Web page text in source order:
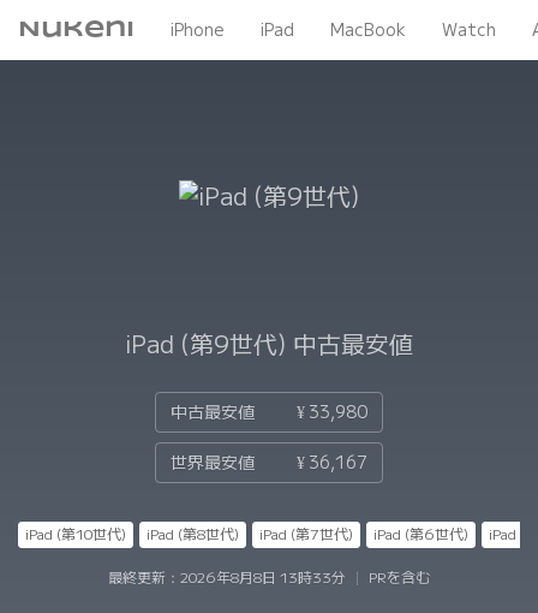
Nukeni iPhone iPad MacBook Watch
iPad (第9世代) 中古最安値
中古最安値 ¥ 33,980
世界最安値 ¥ 36,167
iPad (第10世代) iPad (第8世代) iPad (第7世代) iPad (第6世代) iPad (
最終更新： 2026年8月8日 13時33分 PRを含む